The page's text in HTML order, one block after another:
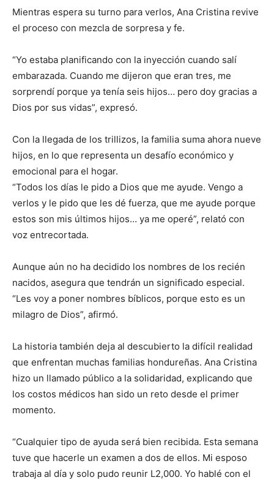
Mientras espera su turno para verlos, Ana Cristina revive
el proceso con mezcla de sorpresa y fe.
“Yo estaba planificando con la inyección cuando salí
embarazada. Cuando me dijeron que eran tres, me
sorprendí porque ya tenía seis hijos… pero doy gracias a
Dios por sus vidas”, expresó.
Con la llegada de los trillizos, la familia suma ahora nueve
hijos, en lo que representa un desafío económico y
emocional para el hogar.
“Todos los días le pido a Dios que me ayude. Vengo a
verlos y le pido que les dé fuerza, que me ayude porque
estos son mis últimos hijos… ya me operé”, relató con
voz entrecortada.
Aunque aún no ha decidido los nombres de los recién
nacidos, asegura que tendrán un significado especial.
“Les voy a poner nombres bíblicos, porque esto es un
milagro de Dios”, afirmó.
La historia también deja al descubierto la difícil realidad
que enfrentan muchas familias hondureñas. Ana Cristina
hizo un llamado público a la solidaridad, explicando que
los costos médicos han sido un reto desde el primer
momento.
“Cualquier tipo de ayuda será bien recibida. Esta semana
tuve que hacerle un examen a dos de ellos. Mi esposo
trabaja al día y solo pudo reunir L2,000. Yo hablé con el